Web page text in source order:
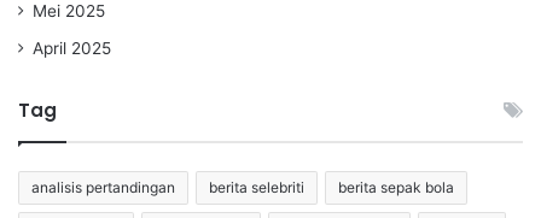
Mei 2025
April 2025
Tag
analisis pertandingan berita selebriti berita sepak bola